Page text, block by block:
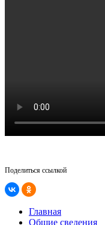
Поделиться ссылкой
Главная
Общие сведения